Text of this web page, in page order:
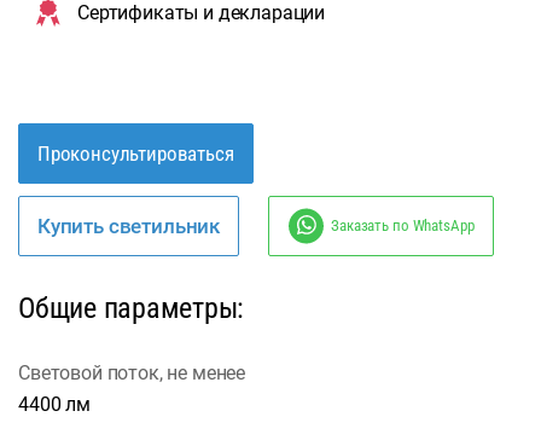
Сертификаты и декларации
Проконсультироваться
Купить светильник Заказать по WhatsApp
Общие параметры:
Световой поток, не менее
4400 лм